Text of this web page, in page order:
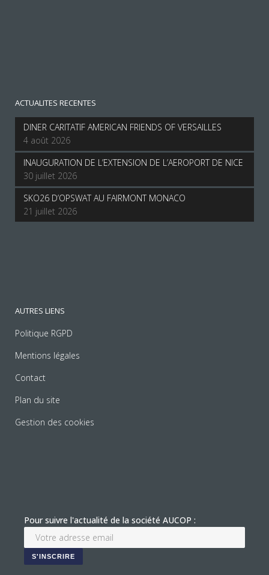
ACTUALITES RECENTES
DINER CARITATIF AMERICAN FRIENDS OF VERSAILLES
4 août 2026
INAUGURATION DE L’EXTENSION DE L’AEROPORT DE NICE
30 juillet 2026
SKO26 D’OPSWAT AU FAIRMONT MONACO
21 juillet 2026
AUTRES LIENS
Politique RGPD
Mentions légales
Contact
Plan du site
Gestion des cookies
Pour suivre l'actualité de la société AUCOP :